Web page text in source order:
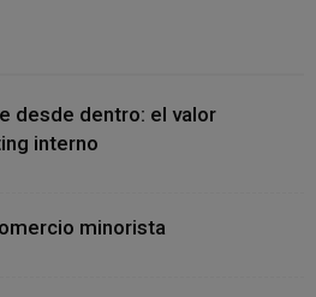
desde dentro: el valor
interno
minorista